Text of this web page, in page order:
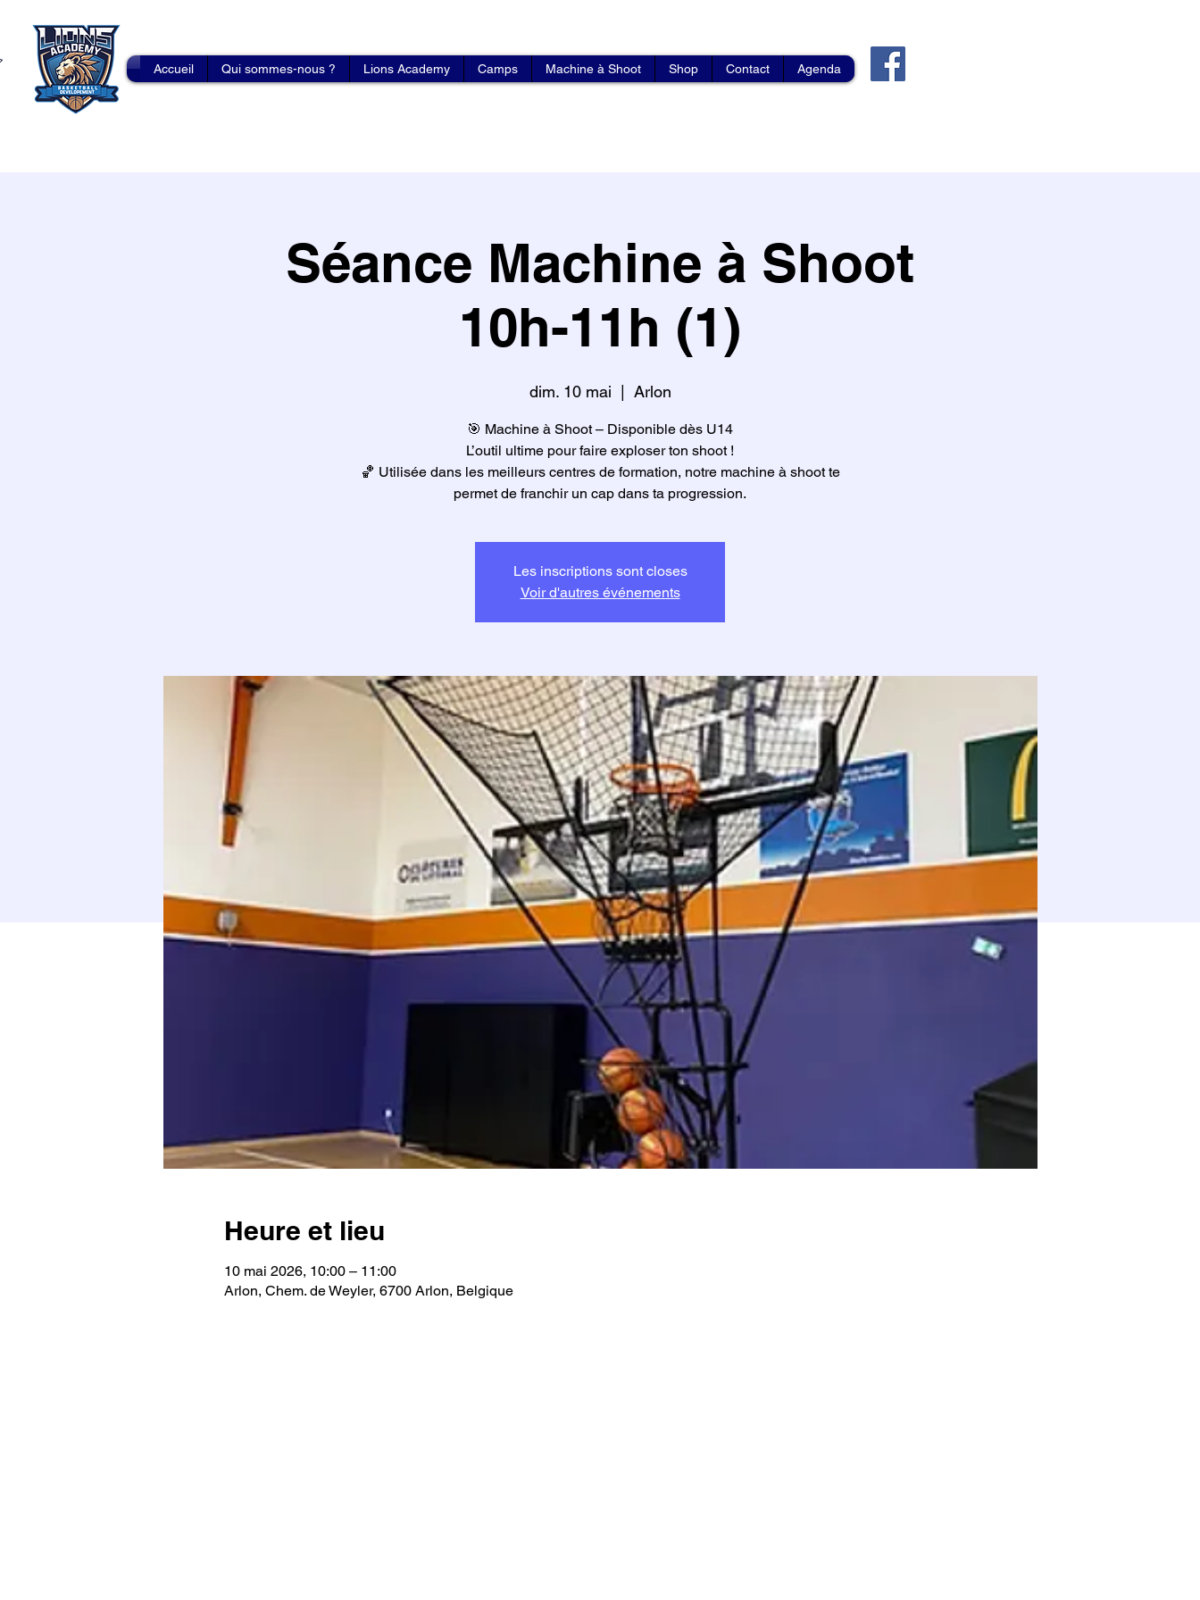
Accueil Qui sommes-nous ? Lions Academy Camps Machine à Shoot Shop Contact Agenda
Séance Machine à Shoot
10h-11h (1)
dim. 10 mai Arlon
🎯 Machine à Shoot – Disponible dès U14
L’outil ultime pour faire exploser ton shoot !
🏀 Utilisée dans les meilleurs centres de formation, notre machine à shoot te
permet de franchir un cap dans ta progression.
Les inscriptions sont closes
Voir d'autres événements
Heure et lieu
10 mai 2026, 10:00 – 11:00
Arlon, Chem. de Weyler, 6700 Arlon, Belgique